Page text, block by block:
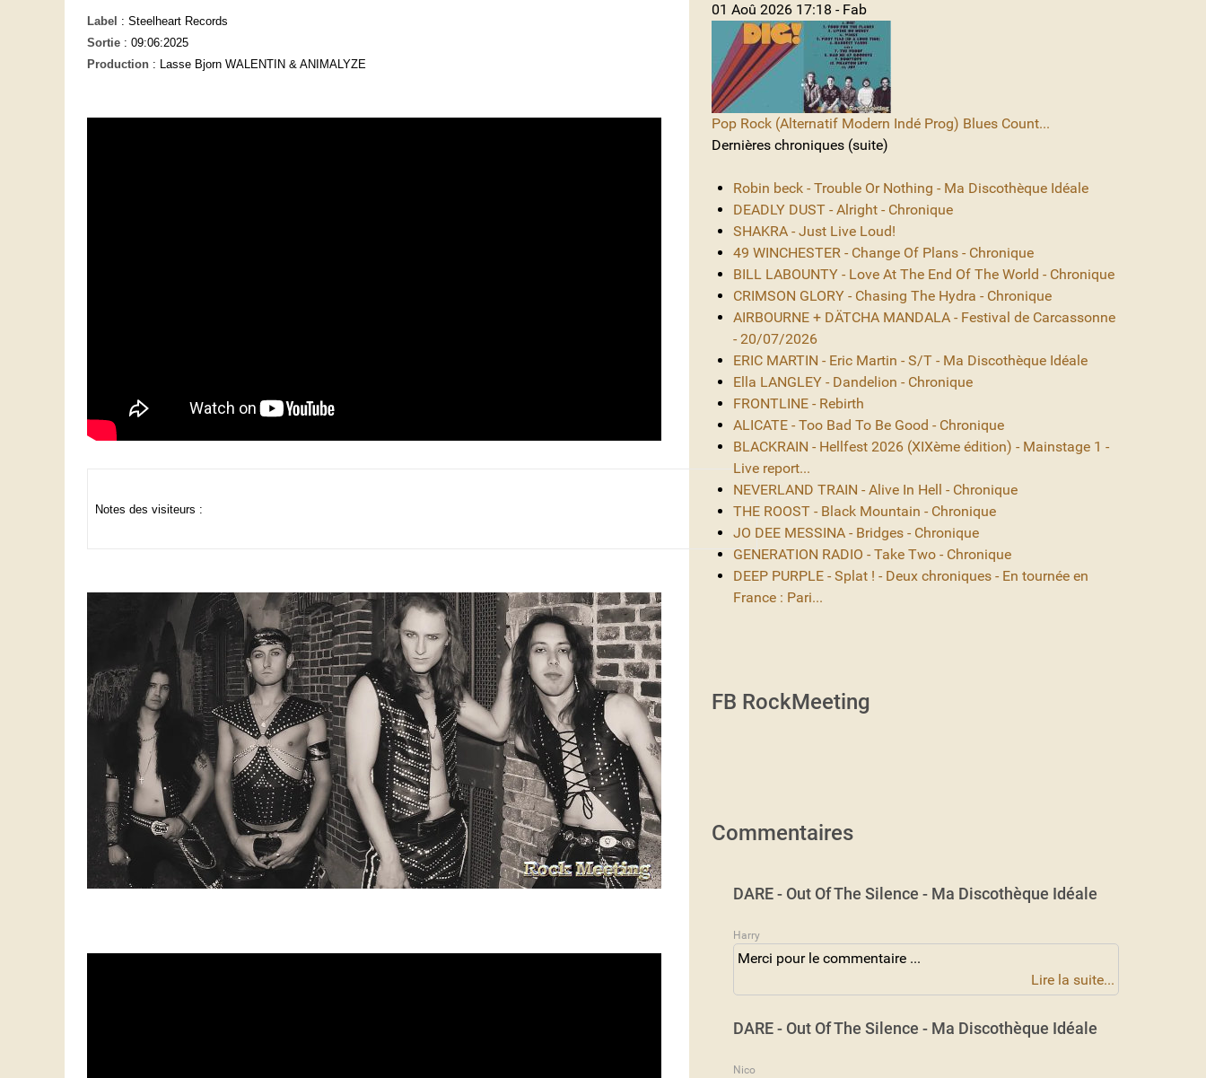
Label : Steelheart Records
Sortie : 09:06:2025
Production : Lasse Bjorn WALENTIN & ANIMALYZE
Notes des visiteurs :
01 Aoû 2026 17:18 - Fab
Pop Rock (Alternatif Modern Indé Prog) Blues Count...
Dernières chroniques (suite)
Robin beck - Trouble Or Nothing - Ma Discothèque Idéale
DEADLY DUST - Alright - Chronique
SHAKRA - Just Live Loud!
49 WINCHESTER - Change Of Plans - Chronique
BILL LABOUNTY - Love At The End Of The World - Chronique
CRIMSON GLORY - Chasing The Hydra - Chronique
AIRBOURNE + DÄTCHA MANDALA - Festival de Carcassonne
- 20/07/2026
ERIC MARTIN - Eric Martin - S/T - Ma Discothèque Idéale
Ella LANGLEY - Dandelion - Chronique
FRONTLINE - Rebirth
ALICATE - Too Bad To Be Good - Chronique
BLACKRAIN - Hellfest 2026 (XIXème édition) - Mainstage 1 -
Live report...
NEVERLAND TRAIN - Alive In Hell - Chronique
THE ROOST - Black Mountain - Chronique
JO DEE MESSINA - Bridges - Chronique
GENERATION RADIO - Take Two - Chronique
DEEP PURPLE - Splat ! - Deux chroniques - En tournée en
France : Pari...
FB RockMeeting
Commentaires
DARE - Out Of The Silence - Ma Discothèque Idéale
Harry
Merci pour le commentaire ...
Lire la suite...
DARE - Out Of The Silence - Ma Discothèque Idéale
Nico